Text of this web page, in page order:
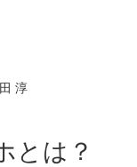
淳
とは？